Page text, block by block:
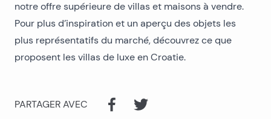
notre offre supérieure de villas et maisons à vendre.
Pour plus d’inspiration et un aperçu des objets les
plus représentatifs du marché, découvrez ce que
proposent les villas de luxe en Croatie.
PARTAGER AVEC